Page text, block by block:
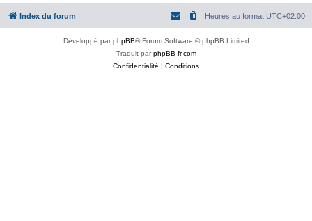
Index du forum Heures au format UTC+02:00
Développé parphpBB® Forum Software © phpBB Limited
Traduit parphpBB-fr.com
Confidentialité | Conditions